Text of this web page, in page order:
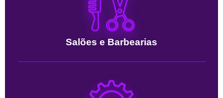
Salões e Barbearias